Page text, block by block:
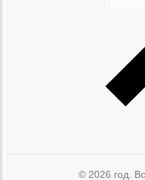
© 2026 год.